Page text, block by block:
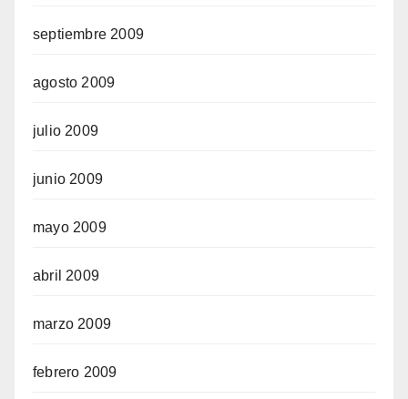
septiembre 2009
agosto 2009
julio 2009
junio 2009
mayo 2009
abril 2009
marzo 2009
febrero 2009